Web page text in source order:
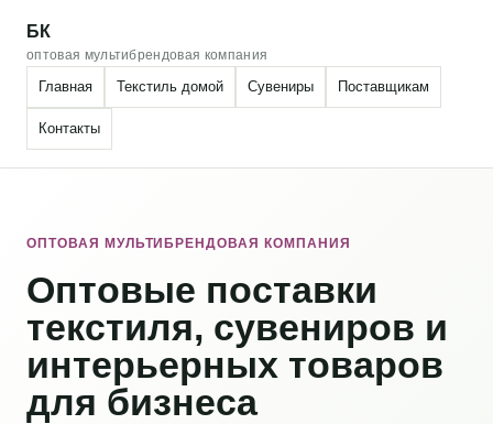
БК
оптовая мультибрендовая компания
Главная Текстиль домой Сувениры Поставщикам
Контакты
ОПТОВАЯ МУЛЬТИБРЕНДОВАЯ КОМПАНИЯ
Оптовые поставки
текстиля, сувениров и
интерьерных товаров
для бизнеса